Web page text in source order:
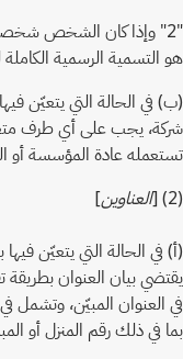
"2" وإذا كان الشخص شخصاً
هو التسمية الرسمية
(ب) في الحالة التي يتعيّن
شركة، يجب على أي طرف
تستعمله عادة المؤسسة أو
(2) [
العناوين]
(أ) في الحالة التي يتعيّن
يقتضي بيان العنوان بطريقة
في العنوان المبيّن، وتشمل
بما في ذلك رقم المنزل أو